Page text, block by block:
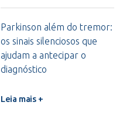
Parkinson além do tremor:
os sinais silenciosos que
ajudam a antecipar o
diagnóstico
Leia mais +